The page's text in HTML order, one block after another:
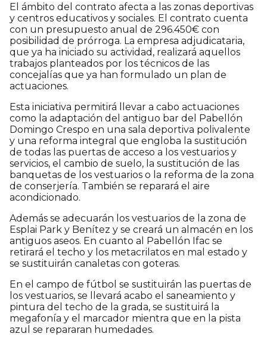
El ámbito del contrato afecta a las zonas deportivas
y centros educativos y sociales. El contrato cuenta
con un presupuesto anual de 296.450€ con
posibilidad de prórroga. La empresa adjudicataria,
que ya ha iniciado su actividad, realizará aquellos
trabajos planteados por los técnicos de las
concejalías que ya han formulado un plan de
actuaciones.
Esta iniciativa permitirá llevar a cabo actuaciones
como la adaptación del antiguo bar del Pabellón
Domingo Crespo en una sala deportiva polivalente
y una reforma integral que engloba la sustitución
de todas las puertas de acceso a los vestuarios y
servicios, el cambio de suelo, la sustitución de las
banquetas de los vestuarios o la reforma de la zona
de conserjería. También se reparará el aire
acondicionado.
Además se adecuarán los vestuarios de la zona de
Esplai Park y Benítez y se creará un almacén en los
antiguos aseos. En cuanto al Pabellón Ifac se
retirará el techo y los metacrilatos en mal estado y
se sustituirán canaletas con goteras.
En el campo de fútbol se sustituirán las puertas de
los vestuarios, se llevará acabo el saneamiento y
pintura del techo de la grada, se sustituirá la
megafonía y el marcador mientra que en la pista
azul se repararan humedades.